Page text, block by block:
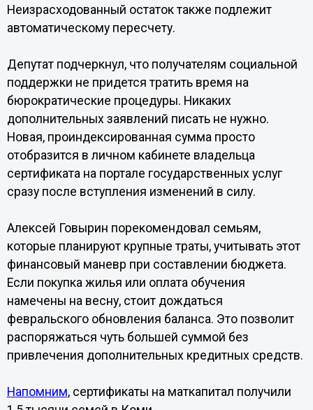
Неизрасходованный остаток также подлежит
автоматическому пересчету.
Депутат подчеркнул, что получателям социальной
поддержки не придется тратить время на
бюрократические процедуры. Никаких
дополнительных заявлений писать не нужно.
Новая, проиндексированная сумма просто
отобразится в личном кабинете владельца
сертификата на портале государственных услуг
сразу после вступления изменений в силу.
Алексей Говырин порекомендовал семьям,
которые планируют крупные траты, учитывать этот
финансовый маневр при составлении бюджета.
Если покупка жилья или оплата обучения
намечены на весну, стоит дождаться
февральского обновления баланса. Это позволит
распоряжаться чуть большей суммой без
привлечения дополнительных кредитных средств.
Напомним, сертификаты на маткапитал получили